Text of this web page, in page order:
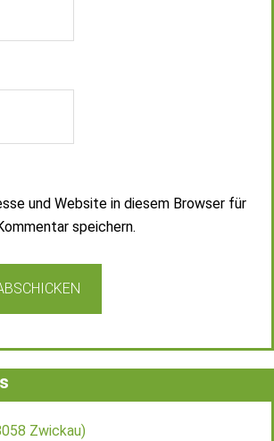
und Website in diesem Browser für
speichern.
Zwickau)